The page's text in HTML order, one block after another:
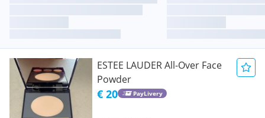
ESTEE LAUDER All-Over Face
Powder
€ 20 PayLivery